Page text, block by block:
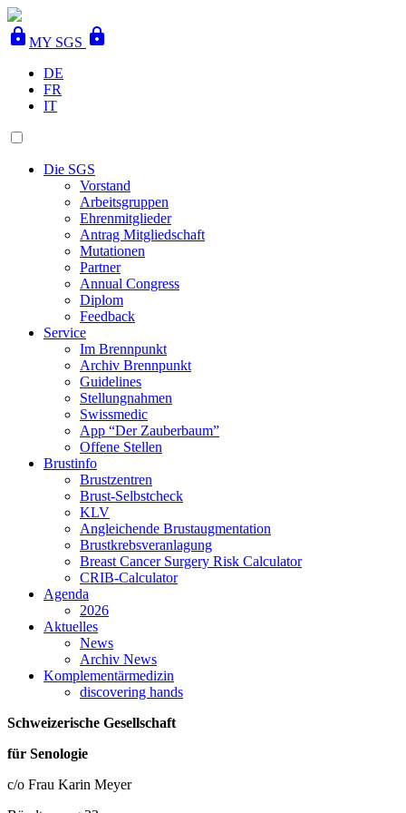
lock MY SGS lock
DE
FR
IT
Die SGS
Vorstand
Arbeitsgruppen
Ehrenmitglieder
Antrag Mitgliedschaft
Mutationen
Partner
Annual Congress
Diplom
Feedback
Service
Im Brennpunkt
Archiv Brennpunkt
Guidelines
Stellungnahmen
Swissmedic
App “Der Zauberbaum”
Offene Stellen
Brustinfo
Brustzentren
Brust-Selbstcheck
KLV
Angleichende Brustaugmentation
Brustkrebsveranlagung
Breast Cancer Surgery Risk Calculator
CRIB-Calculator
Agenda
2026
Aktuelles
News
Archiv News
Komplementärmedizin
discovering hands
Schweizerische Gesellschaft
für Senologie
c/o Frau Karin Meyer